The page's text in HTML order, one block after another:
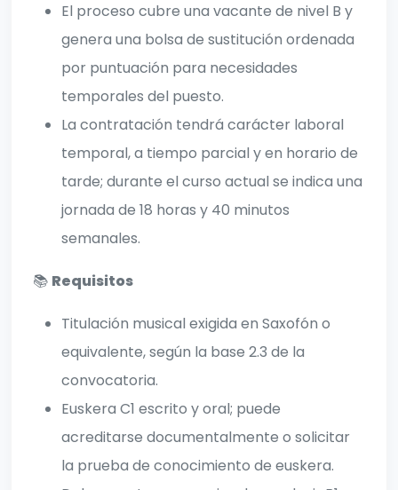
El proceso cubre una vacante de nivel B y
genera una bolsa de sustitución ordenada
por puntuación para necesidades
temporales del puesto.
La contratación tendrá carácter laboral
temporal, a tiempo parcial y en horario de
tarde; durante el curso actual se indica una
jornada de 18 horas y 40 minutos
semanales.
📚 Requisitos
Titulación musical exigida en Saxofón o
equivalente, según la base 2.3 de la
convocatoria.
Euskera C1 escrito y oral; puede
acreditarse documentalmente o solicitar
la prueba de conocimiento de euskera.